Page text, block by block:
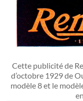
Cette publicité de
d’octobre 1929 de
modèle 8 et le